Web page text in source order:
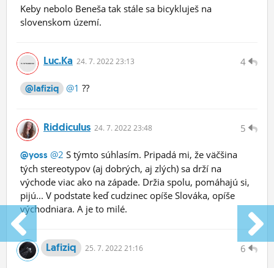
Keby nebolo Beneša tak stále sa bicykluješ na
slovenskom území.
4
Luc.ka 24. 7. 2022 23:13
@lafiziq @1 ??
5
Riddiculus 24. 7. 2022 23:48
@yoss @2 S týmto súhlasím. Pripadá mi, že väčšina
tých stereotypov (aj dobrých, aj zlých) sa drží na
východe viac ako na západe. Držia spolu, pomáhajú si,
pijú... V podstate keď cudzinec opíše Slováka, opíše
východniara. A je to milé.
6
Lafiziq 25. 7. 2022 21:16